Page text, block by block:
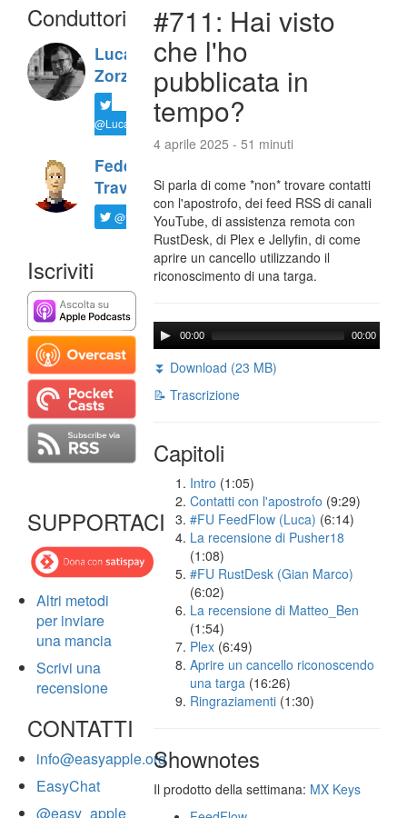
Conduttori
Luca
Zorzi
@LucaTNT
Federico
Travaini
@ftrava
Iscriviti
SUPPORTACI
Altri metodi
per inviare
una mancia
Scrivi una
recensione
CONTATTI
info@easyapple.org
EasyChat
@easy_apple
#711: Hai visto
che l'ho
pubblicata in
tempo?
4 aprile 2025 - 51 minuti
Si parla di come *non* trovare contatti
con l'apostrofo, dei feed RSS di canali
YouTube, di assistenza remota con
RustDesk, di Plex e Jellyfin, di come
aprire un cancello utilizzando il
riconoscimento di una targa.
00:00 00:00
⏬ Download (23 MB)
📝 Trascrizione
Capitoli
Intro (1:05)
Contatti con l'apostrofo (9:29)
#FU FeedFlow (Luca) (6:14)
La recensione di Pusher18
(1:08)
#FU RustDesk (Gian Marco)
(6:02)
La recensione di Matteo_Ben
(1:54)
Plex (6:49)
Aprire un cancello riconoscendo
una targa (16:26)
Ringraziamenti (1:30)
Shownotes
Il prodotto della settimana: MX Keys